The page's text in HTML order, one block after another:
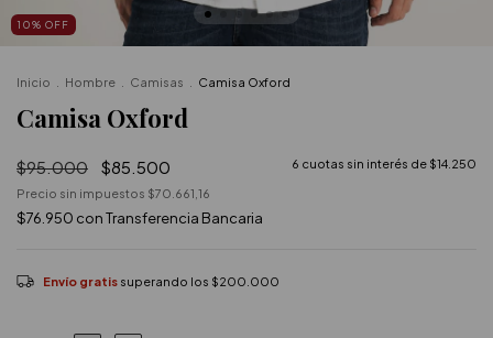
10% OFF
Inicio Hombre Camisas Camisa Oxford
Camisa Oxford
$95.000 $85.500 6 cuotas sin interés de $14.250
Precio sin impuestos $70.661,16
$76.950 conTransferencia Bancaria
Envío gratis superando los $200.000